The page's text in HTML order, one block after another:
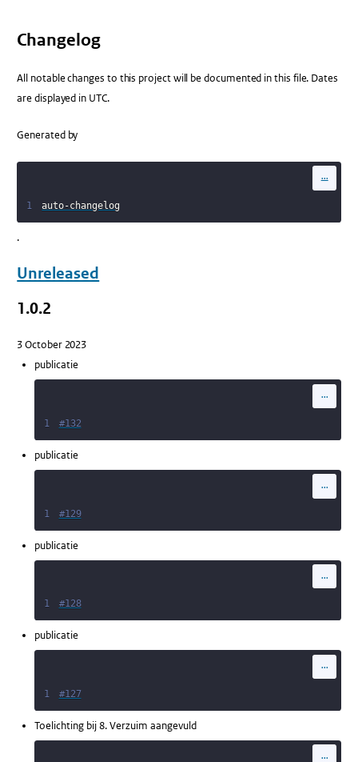
Changelog
All notable changes to this project will be documented in this file. Dates
are displayed in UTC.
Generated by
...
1 auto-changelog
.
Unreleased
1.0.2
3 October 2023
publicatie
...
1 #132
publicatie
...
1 #129
publicatie
...
1 #128
publicatie
...
1 #127
Toelichting bij 8. Verzuim aangevuld
...